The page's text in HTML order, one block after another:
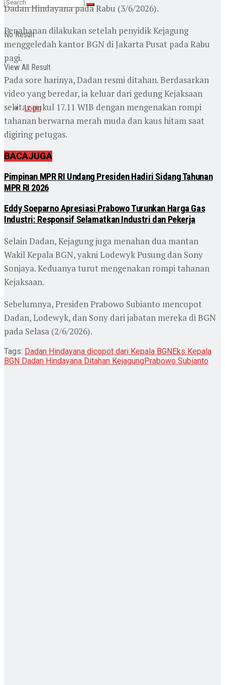
No Result
View All Result
Login
Dadan Hindayana pada Rabu (3/6/2026).
Penahanan dilakukan setelah penyidik Kejagung
menggeledah kantor BGN di Jakarta Pusat pada Rabu
pagi.
Pada sore harinya, Dadan resmi ditahan. Berdasarkan
video yang beredar, ia keluar dari gedung Kejaksaan
sekitar pukul 17.11 WIB dengan mengenakan rompi
tahanan berwarna merah muda dan kaus hitam saat
digiring petugas.
BACAJUGA
Pimpinan MPR RI Undang Presiden Hadiri Sidang Tahunan
MPR RI 2026
Eddy Soeparno Apresiasi Prabowo Turunkan Harga Gas
Industri: Responsif Selamatkan Industri dan Pekerja
Selain Dadan, Kejagung juga menahan dua mantan
Wakil Kepala BGN, yakni Lodewyk Pusung dan Sony
Sonjaya. Keduanya turut mengenakan rompi tahanan
Kejaksaan.
Sebelumnya, PresidenPrabowo Subianto mencopot
Dadan, Lodewyk, dan Sony dari jabatan mereka di BGN
pada Selasa (2/6/2026).
Tags: Dadan Hindayana dicopot dari Kepala BGN Eks Kepala
BGN Dadan Hindayana Ditahan KejagungPrabowo Subianto